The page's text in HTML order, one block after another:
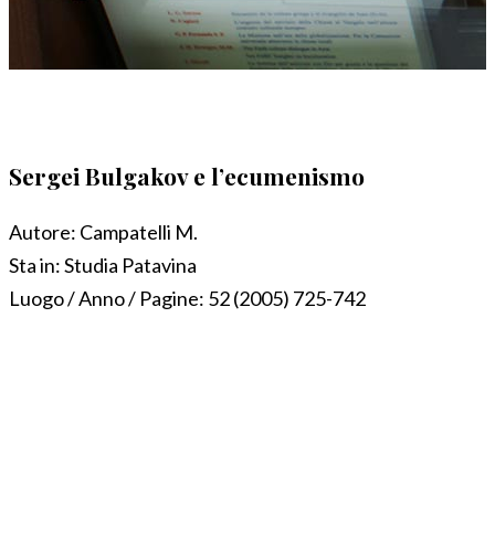
Sergei Bulgakov e l’ecumenismo
Autore: Campatelli M.
Sta in:Studia Patavina
Luogo / Anno / Pagine: 52 (2005) 725-742